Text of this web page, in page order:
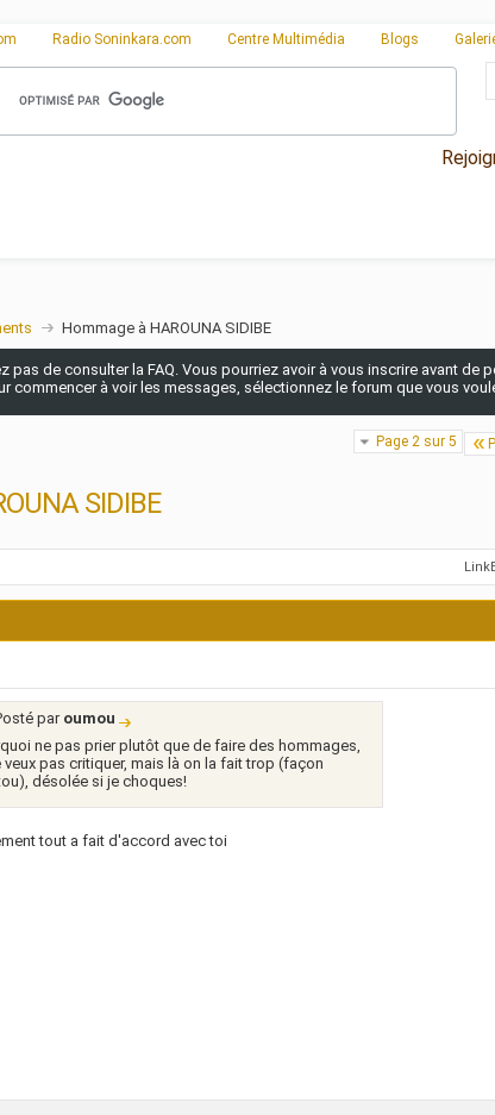
Radio Soninkara.com Centre Multimédia Blogs
Hommage à HAROUNA SIDIBE
pas de consulter la FAQ. Vous pourriez avoir à vous inscrire avant de
commencer à voir les messages, sélectionnez le forum que vous
Page 2 sur 5
SIDIBE
paroumou
ne pas prier plutôt que de faire des hommages,
veux pas critiquer, mais là on la fait trop (façon
désolée si je choques!
tout a fait d'accord avec toi